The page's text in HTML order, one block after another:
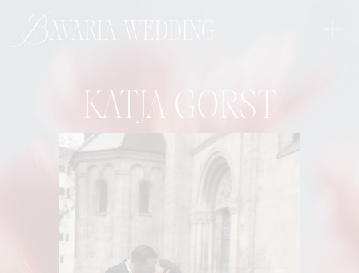
Bavaria wedding
KATJA GORST